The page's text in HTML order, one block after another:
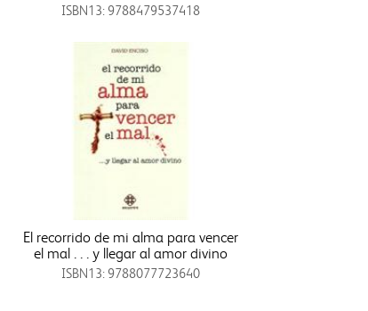
ISBN13: 9788479537418
El recorrido de mi alma para vencer
el mal . . . y llegar al amor divino
ISBN13: 9788077723640